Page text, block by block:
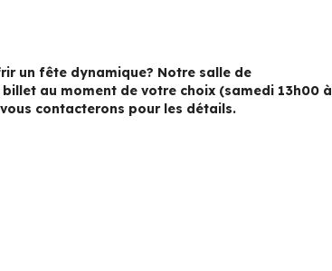
un fête dynamique? Notre salle de
au moment de votre choix (samedi 13h00 à
contacterons pour les détails.